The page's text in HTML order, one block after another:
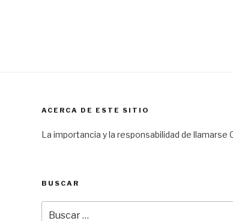
ACERCA DE ESTE SITIO
La importancia y la responsabilidad de llamarse
BUSCAR